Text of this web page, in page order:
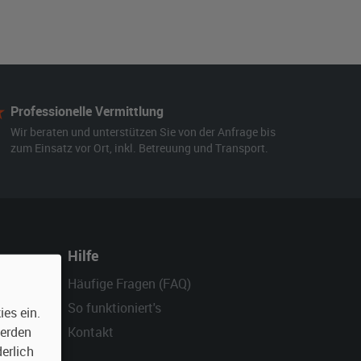
Professionelle Vermittlung
Wir beraten und unterstützen Sie von der Anfrage bis
zum Einsatz vor Ort, inkl. Betreuung und Transport.
Hilfe
Häufige Fragen (FAQ)
So funktioniert's
Kontakt
ein.